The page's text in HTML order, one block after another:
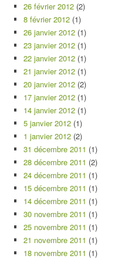
26 février 2012 (2)
8 février 2012 (1)
26 janvier 2012 (1)
23 janvier 2012 (1)
22 janvier 2012 (1)
21 janvier 2012 (1)
20 janvier 2012 (2)
17 janvier 2012 (1)
14 janvier 2012 (1)
5 janvier 2012 (1)
1 janvier 2012 (2)
31 décembre 2011 (1)
28 décembre 2011 (2)
24 décembre 2011 (1)
15 décembre 2011 (1)
14 décembre 2011 (1)
30 novembre 2011 (1)
25 novembre 2011 (1)
21 novembre 2011 (1)
18 novembre 2011 (1)